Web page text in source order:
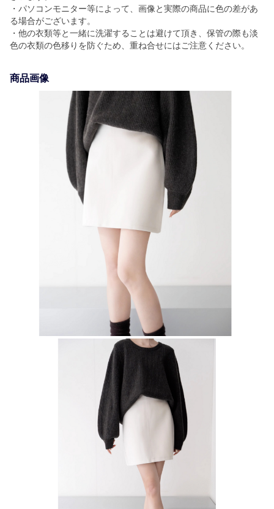
・パソコンモニター等によって、画像と実際の商品に色の差があ
る場合がございます。
・他の衣類等と一緒に洗濯することは避けて頂き、保管の際も淡
色の衣類の色移りを防ぐため、重ね合せにはご注意ください。
商品画像